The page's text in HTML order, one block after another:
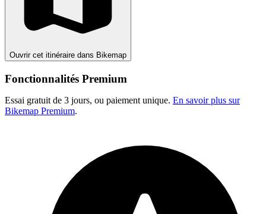
Ouvrir cet itinéraire dans Bikemap
Fonctionnalités Premium
Essai gratuit de 3 jours, ou paiement unique. En savoir plus sur
Bikemap Premium.